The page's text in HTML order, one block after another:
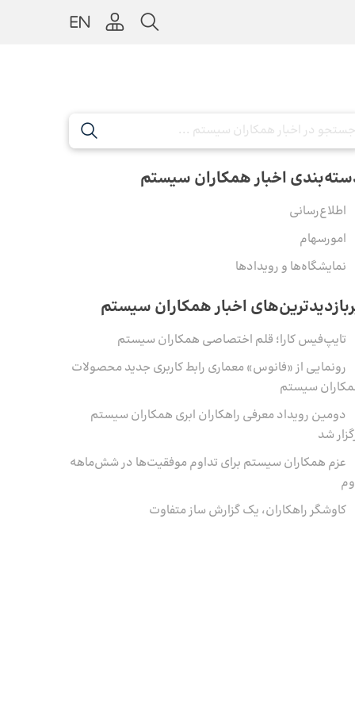
اخبار همکاران سیستم
اطلاع‌رسانی
امورسهام
نمایشگاه‌ها و رویدادها
اخبار همکاران سیستم
تایپ‌فیس کارا؛ قلم اختصاصی همکاران سیستم
رونمایی از «فانوس» معماری رابط کاربری جدید محصولات
سیستم
دومین رویداد معرفی راهکاران ابری همکاران سیستم
شد
عزم همکاران سیستم برای تداوم موفقیت‌ها در شش‌ماهه‌
کاوشگر راهکاران، یک گزارش ساز متفاوت